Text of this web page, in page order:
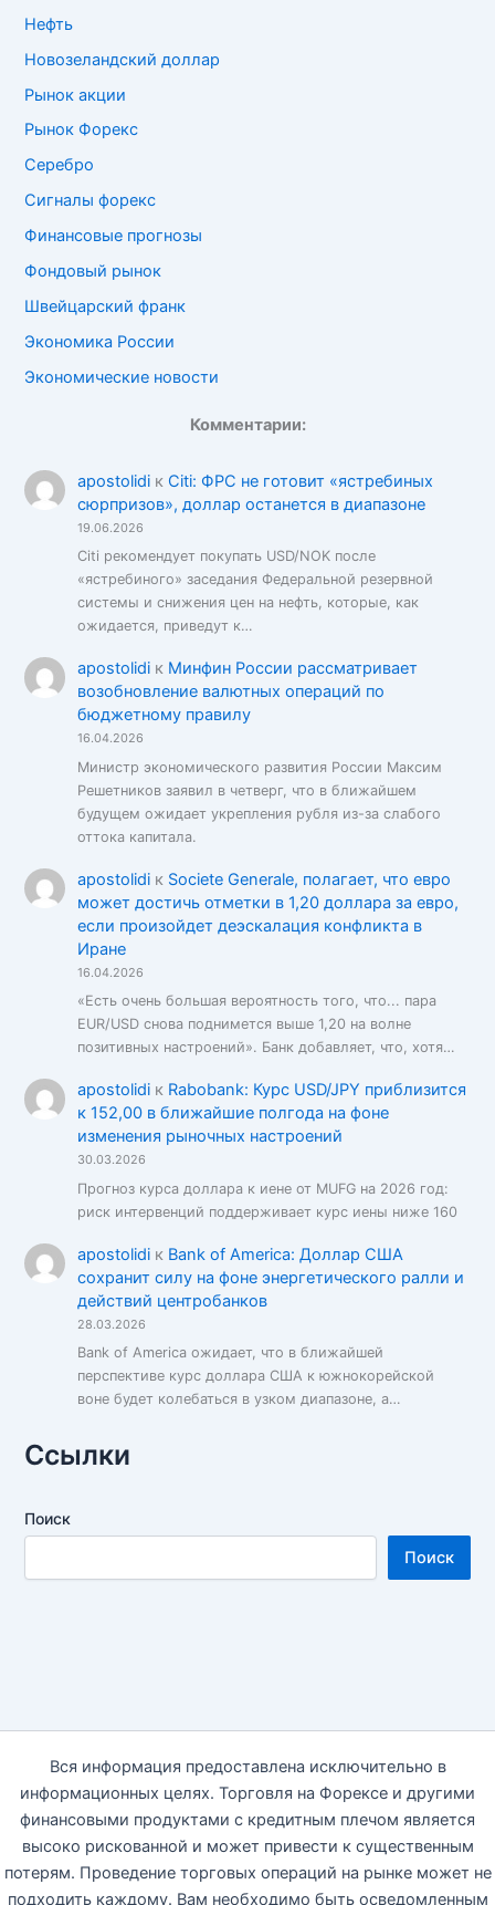
Нефть
Новозеландский доллар
Рынок акции
Рынок Форекс
Серебро
Сигналы форекс
Финансовые прогнозы
Фондовый рынок
Швейцарский франк
Экономика России
Экономические новости
Комментарии:
apostolidiк Citi: ФРС не готовит «ястребиных
сюрпризов», доллар останется в диапазоне
19.06.2026
Citi рекомендует покупать USD/NOK после
«ястребиного» заседания Федеральной резервной
системы и снижения цен на нефть, которые, как
ожидается, приведут к…
apostolidiк Минфин России рассматривает
возобновление валютных операций по
бюджетному правилу
16.04.2026
Министр экономического развития России Максим
Решетников заявил в четверг, что в ближайшем
будущем ожидает укрепления рубля из-за слабого
оттока капитала.
apostolidiк Societe Generale, полагает, что евро
может достичь отметки в 1,20 доллара за евро,
если произойдет деэскалация конфликта в
Иране
16.04.2026
«Есть очень большая вероятность того, что... пара
EUR/USD снова поднимется выше 1,20 на волне
позитивных настроений». Банк добавляет, что, хотя…
apostolidiк Rabobank: Курс USD/JPY приблизится
к 152,00 в ближайшие полгода на фоне
изменения рыночных настроений
30.03.2026
Прогноз курса доллара к иене от MUFG на 2026 год:
риск интервенций поддерживает курс иены ниже 160
apostolidiк Bank of America: Доллар США
сохранит силу на фоне энергетического ралли и
действий центробанков
28.03.2026
Bank of America ожидает, что в ближайшей
перспективе курс доллара США к южнокорейской
воне будет колебаться в узком диапазоне, а…
Ссылки
Поиск
Поиск
Вся информация предоставлена исключительно в
информационных целях. Торговля на Форексе и другими
финансовыми продуктами с кредитным плечом является
высоко рискованной и может привести к существенным
потерям. Проведение торговых операций на рынке может не
подходить каждому. Вам необходимо быть осведомленным